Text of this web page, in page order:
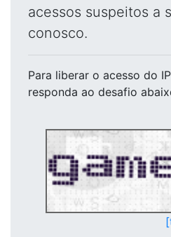
acessos suspeitos a
conosco.
Para liberar o acesso do IP
responda ao desafio